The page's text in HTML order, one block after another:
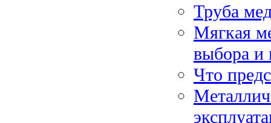
Труба
Мягкая
выбора и
Что